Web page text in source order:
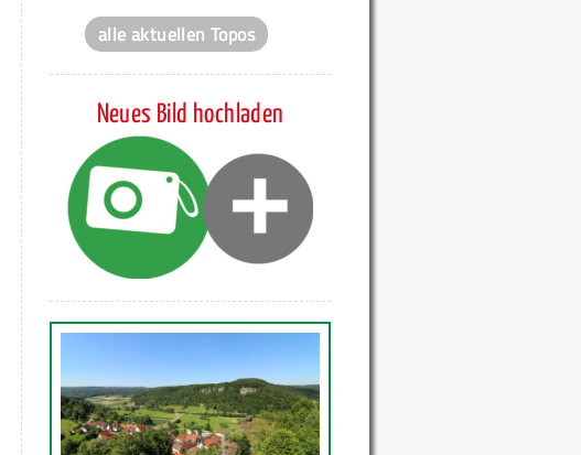
alle aktuellen Topos
Neues Bild hochladen